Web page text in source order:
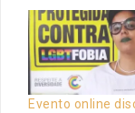
Evento online